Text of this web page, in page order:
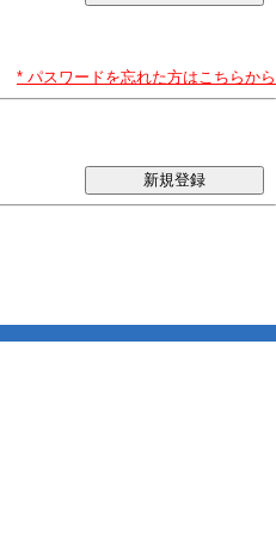
* パスワードを忘れた方はこちらから
新規登録